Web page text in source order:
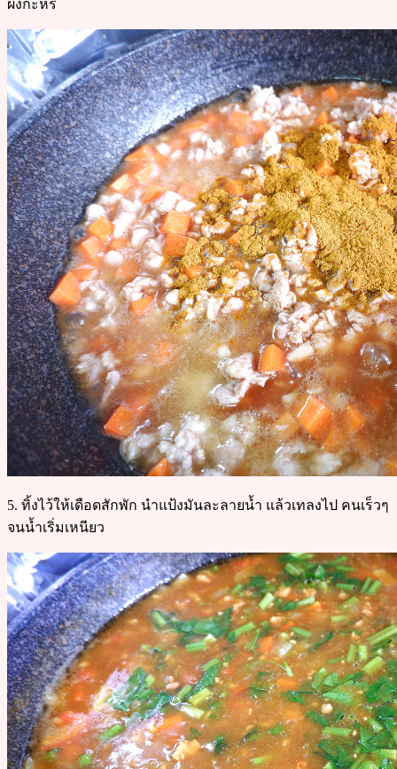
ผงกะหรี่
5. ทิ้งไว้ให้เดือดสักพัก นำแป้งมันละลายน้ำ แล้วเทลงไป คนเร็วๆ
จนน้ำเริ่มเหนียว